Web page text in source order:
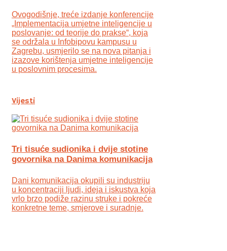
Ovogodišnje, treće izdanje konferencije
„Implementacija umjetne inteligencije u
poslovanje: od teorije do prakse“, koja
se održala u Infobipovu kampusu u
Zagrebu, usmjerilo se na nova pitanja i
izazove korištenja umjetne inteligencije
u poslovnim procesima.
Vijesti
Tri tisuće sudionika i dvije stotine
govornika na Danima komunikacija
Dani komunikacija okupili su industriju
u koncentraciji ljudi, ideja i iskustva koja
vrlo brzo podiže razinu struke i pokreće
konkretne teme, smjerove i suradnje.